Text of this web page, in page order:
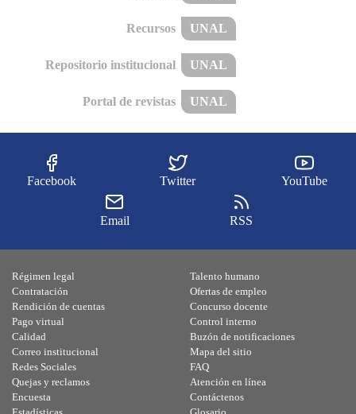
Recursos UNAL
Repositorio institucional UNAL
Portal de revistas UNAL
Facebook Twitter YouTube
Email RSS
Régimen legal
Contratación
Rendición de cuentas
Pago virtual
Calidad
Talento humano
Ofertas de empleo
Concurso docente
Control interno
Buzón de notificaciones
Correo institucional
Redes Sociales
Quejas y reclamos
Encuesta
Mapa del sitio
FAQ
Atención en línea
Contáctenos